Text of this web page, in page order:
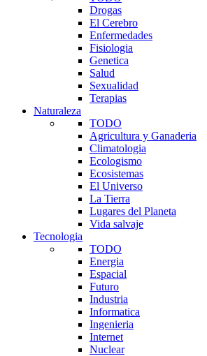
Drogas
El Cerebro
Enfermedades
Fisiologia
Genetica
Salud
Sexualidad
Terapias
Naturaleza
TODO
Agricultura y Ganaderia
Climatologia
Ecologismo
Ecosistemas
El Universo
La Tierra
Lugares del Planeta
Vida salvaje
Tecnologia
TODO
Energia
Espacial
Futuro
Industria
Informatica
Ingenieria
Internet
Nuclear